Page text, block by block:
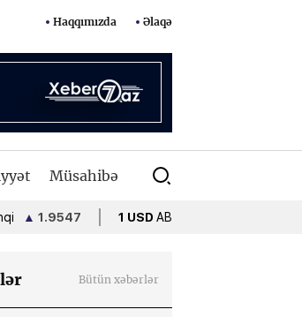
Haqqımızda Əlaqə
Müsahibə
1.9547 1 USD ABŞ dolları
Bütün xəbərlər